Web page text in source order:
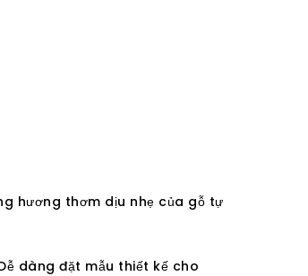
hương thơm dịu nhẹ của gỗ tự
dàng đặt mẫu thiết kế cho